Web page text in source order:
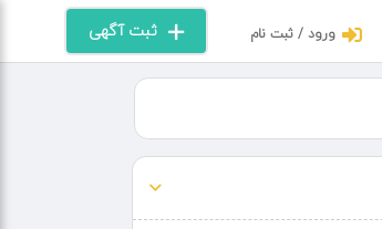
ثبت آگهی ورود / ثبت نام